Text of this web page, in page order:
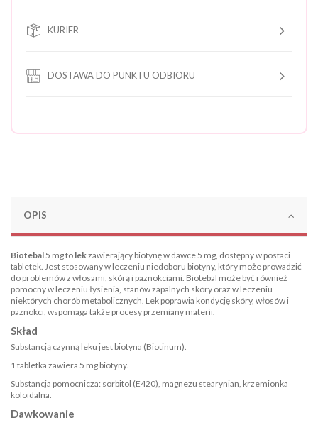
KURIER
DOSTAWA DO PUNKTU ODBIORU
OPIS
Biotebal 5 mg to lekzawierający biotynę w dawce 5 mg, dostępny w postaci
tabletek. Jest stosowany w leczeniu niedoboru biotyny, który może prowadzić
do problemów z włosami, skórą i paznokciami. Biotebal może być również
pomocny w leczeniu łysienia, stanów zapalnych skóry oraz w leczeniu
niektórych chorób metabolicznych. Lek poprawia kondycję skóry, włosów i
paznokci, wspomaga także procesy przemiany materii.
Skład
Substancją czynną leku jest biotyna (Biotinum).
1 tabletka zawiera 5 mg biotyny.
Substancja pomocnicza: sorbitol (E420), magnezu stearynian, krzemionka
koloidalna.
Dawkowanie